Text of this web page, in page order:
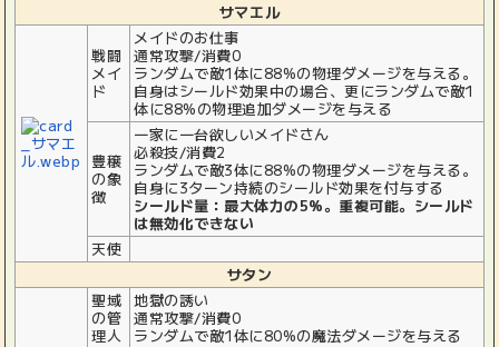
サマエル
戦闘
メイ
ド
メイドのお仕事
通常攻撃/消費0
ランダムで敵1体に88%の物理ダメージを与える。
自身はシールド効果中の場合、更にランダムで敵1
体に88%の物理追加ダメージを与える
豊穣
の象
徴
一家に一台欲しいメイドさん
必殺技/消費2
ランダムで敵3体に88%の物理ダメージを与える。
自身に3ターン持続のシールド効果を付与する
シールド量：最大体力の5%。重複可能。シールド
は無効化できない
天使
サタン
聖域
の管
理人
地獄の誘い
通常攻撃/消費0
ランダムで敵1体に80%の魔法ダメージを与える